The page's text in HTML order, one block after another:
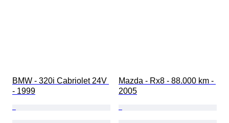
BMW - 320i Cabriolet 24V
- 1999
Mazda - Rx8 - 88.000 km -
2005